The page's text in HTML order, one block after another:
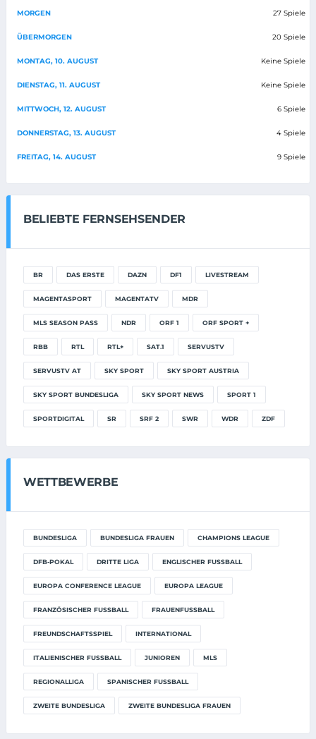
MORGEN 27 Spiele
ÜBERMORGEN 20 Spiele
MONTAG, 10. AUGUST Keine Spiele
DIENSTAG, 11. AUGUST Keine Spiele
MITTWOCH, 12. AUGUST 6 Spiele
DONNERSTAG, 13. AUGUST 4 Spiele
FREITAG, 14. AUGUST 9 Spiele
BELIEBTE FERNSEHSENDER
BR DAS ERSTE DAZN DF1 LIVESTREAM
MAGENTASPORT MAGENTATV MDR
MLS SEASON PASS NDR ORF 1 ORF SPORT +
RBB RTL RTL+ SAT.1 SERVUSTV
SERVUSTV AT SKY SPORT SKY SPORT AUSTRIA
SKY SPORT BUNDESLIGA SKY SPORT NEWS SPORT 1
SPORTDIGITAL SR SRF 2 SWR WDR ZDF
WETTBEWERBE
BUNDESLIGA BUNDESLIGA FRAUEN CHAMPIONS LEAGUE
DFB-POKAL DRITTE LIGA ENGLISCHER FUSSBALL
EUROPA CONFERENCE LEAGUE EUROPA LEAGUE
FRANZÖSISCHER FUSSBALL FRAUENFUSSBALL
FREUNDSCHAFTSSPIEL INTERNATIONAL
ITALIENISCHER FUSSBALL JUNIOREN MLS
REGIONALLIGA SPANISCHER FUSSBALL
ZWEITE BUNDESLIGA ZWEITE BUNDESLIGA FRAUEN